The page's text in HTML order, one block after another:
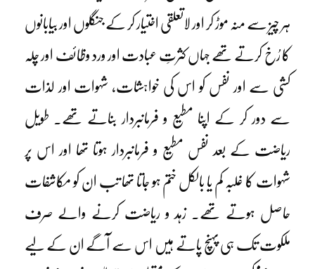
ہر چیز سے منہ موڑ کر اور لاتعلقی اختیار کر کے جنگلوں اور بیابانوں
کا رُخ کرتے تھے جہاں کثرتِ عبادت اور ورد وظائف اور چلہ
کشی سے اور نفس کو اس کی خواہشات، شہوات اور لذات
سے دور کر کے اپنا مطیع و فرمانبردار بناتے تھے۔ طویل
ریاضت کے بعد نفس مطیع و فرمانبردار ہوتا تھا اور اس پر
شہوات کا غلبہ کم یا بالکل ختم ہو جاتا تھا تب ان کو مکاشفات
حاصل ہوتے تھے۔ زہد و ریاضت کرنے والے صرف
ملکوت تک ہی پہنچ پاتے ہیں اس سے آگے ان کے لیے